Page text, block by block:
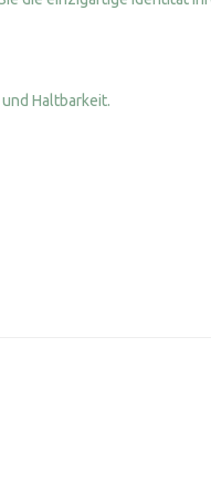
Haltbarkeit.